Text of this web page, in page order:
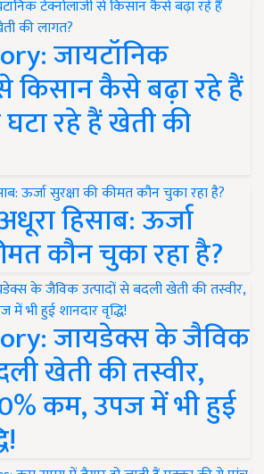
जायटॉनिक
किसान कैसे बढ़ा रहे हैं
रहे हैं खेती की
हिसाब: ऊर्जा
कौन चुका रहा है?
जायडेक्स के जैविक
खेती की तस्वीर,
कम, उपज में भी हुई